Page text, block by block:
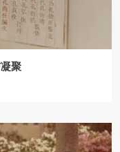
聚